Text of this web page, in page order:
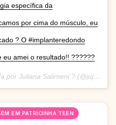
específica da
por cima do músculo, eu
? O #implanteredondo
eu amei o resultado!! ??????
Uma publicação compartilhada por Juliana Salimeni ? (@jujusalimeni) em
EM PATRICINHA TEEN